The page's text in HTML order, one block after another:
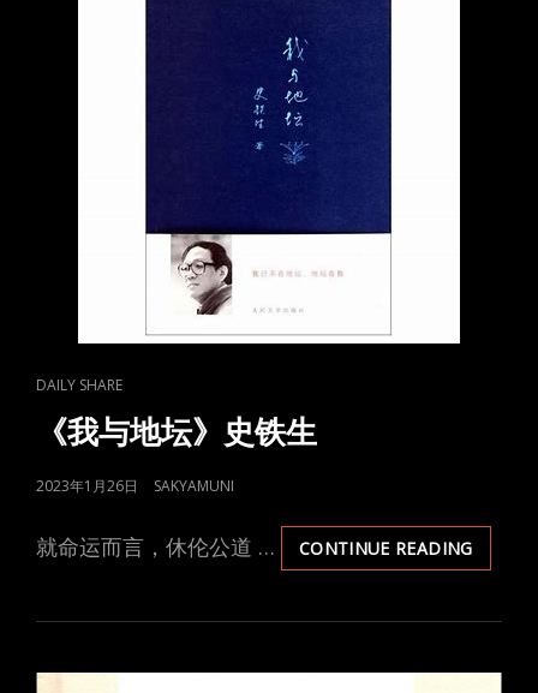
道
CAT
LINKS
DAILY SHARE
《我与地坛》史铁生
POSTED
2023年1月26日 SAKYAMUNI
就命运而言，休伦公道 … CONTINUE READING《我
与
坛》
铁